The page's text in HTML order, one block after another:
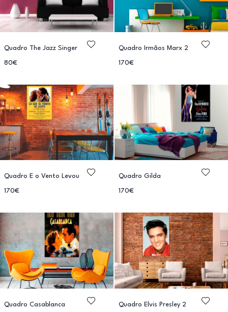
Quadro The Jazz Singer
80€
Quadro Irmãos Marx 2
170€
Quadro E o Vento Levou
170€
Quadro Gilda
170€
Quadro Casablanca Quadro Elvis Presley 2